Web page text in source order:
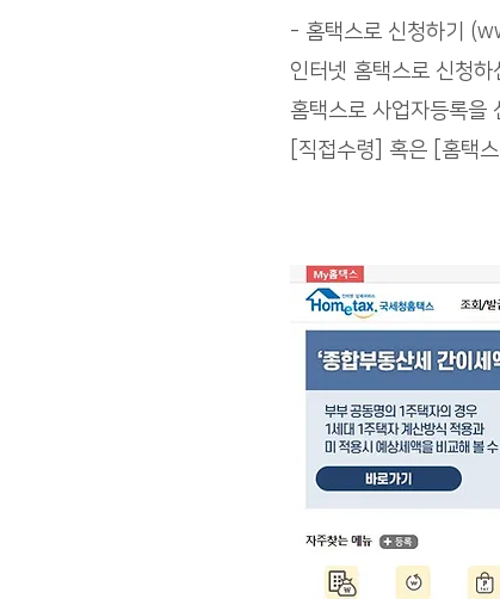
- 홈택스로 신청하기
인터넷 홈택스로 신청
홈택스로 사업자등록을
[직접수령] 혹은 [홈택